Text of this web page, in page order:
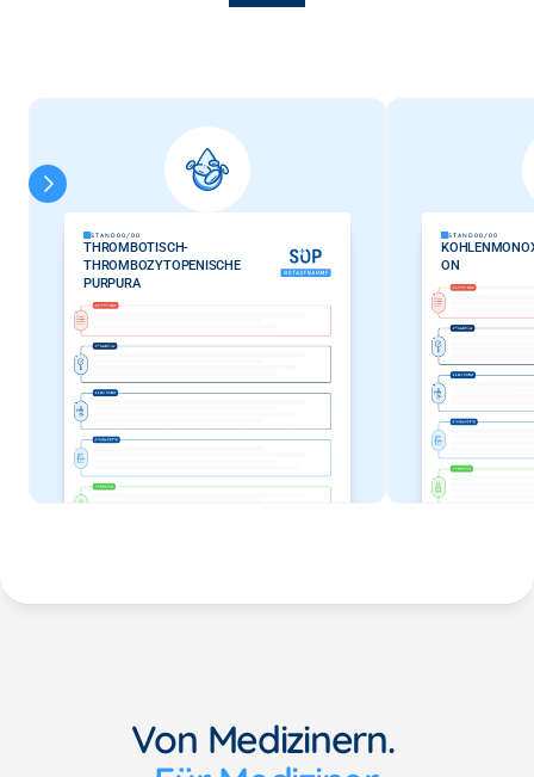
STAND00/00
THROMBOTISCH-
THROMBOZYTOPENISCHE
PURPURA
STAND00/00
ON
Von Medizinern.